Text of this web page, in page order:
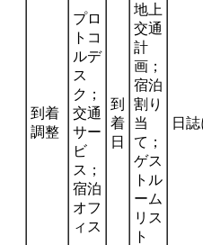
到着
調整
プロ
トコ
ルデ
ス
ク；
交通
サー
ビ
ス；
宿泊
オフ
ィス
到
着
日
地上
交通
計
画；
宿泊
割り
当
て；
ゲス
トル
ーム
リス
ト
日